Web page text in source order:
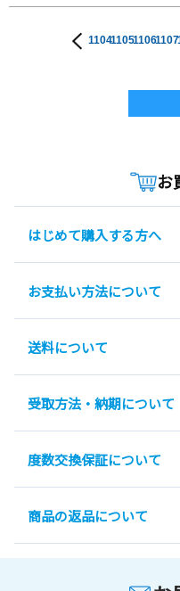
1104110511061107
お
はじめて購入する方へ
お支払い方法について
送料について
受取方法・納期について
度数交換保証について
商品の返品について